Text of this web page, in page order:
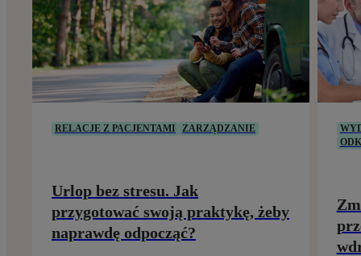
RELACJE Z PACJENTAMI ZARZĄDZANIE
Urlop bez stresu. Jak
przygotować swoją praktykę, żeby
naprawdę odpocząć?